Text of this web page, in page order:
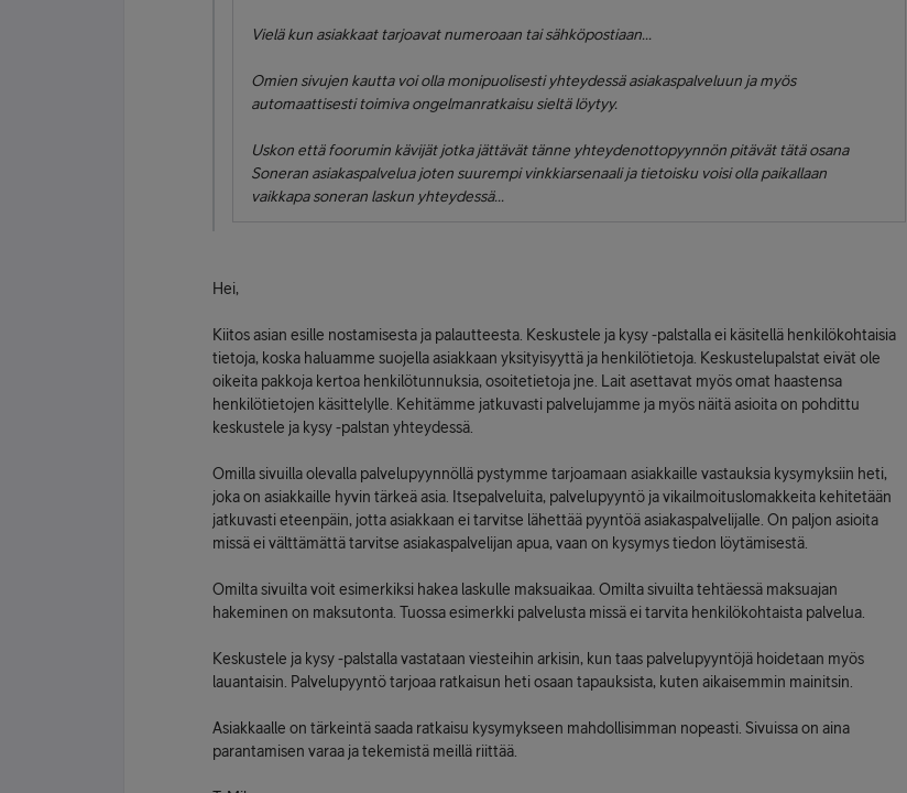
Vielä kun asiakkaat tarjoavat numeroaan tai sähköpostiaan...
Omien sivujen kautta voi olla monipuolisesti yhteydessä asiakaspalveluun ja myös
automaattisesti toimiva ongelmanratkaisu sieltä löytyy.
Uskon että foorumin kävijät jotka jättävät tänne yhteydenottopyynnön pitävät tätä osana
Soneran asiakaspalvelua joten suurempi vinkkiarsenaali ja tietoisku voisi olla paikallaan
vaikkapa soneran laskun yhteydessä...
Hei,
Kiitos asian esille nostamisesta ja palautteesta. Keskustele ja kysy -palstalla ei käsitellä henkilökohtaisia
tietoja, koska haluamme suojella asiakkaan yksityisyyttä ja henkilötietoja. Keskustelupalstat eivät ole
oikeita pakkoja kertoa henkilötunnuksia, osoitetietoja jne. Lait asettavat myös omat haastensa
henkilötietojen käsittelylle. Kehitämme jatkuvasti palvelujamme ja myös näitä asioita on pohdittu
keskustele ja kysy -palstan yhteydessä.
Omilla sivuilla olevalla palvelupyynnöllä pystymme tarjoamaan asiakkaille vastauksia kysymyksiin heti,
joka on asiakkaille hyvin tärkeä asia. Itsepalveluita, palvelupyyntö ja vikailmoituslomakkeita kehitetään
jatkuvasti eteenpäin, jotta asiakkaan ei tarvitse lähettää pyyntöä asiakaspalvelijalle. On paljon asioita
missä ei välttämättä tarvitse asiakaspalvelijan apua, vaan on kysymys tiedon löytämisestä.
Omilta sivuilta voit esimerkiksi hakea laskulle maksuaikaa. Omilta sivuilta tehtäessä maksuajan
hakeminen on maksutonta. Tuossa esimerkki palvelusta missä ei tarvita henkilökohtaista palvelua.
Keskustele ja kysy -palstalla vastataan viesteihin arkisin, kun taas palvelupyyntöjä hoidetaan myös
lauantaisin. Palvelupyyntö tarjoaa ratkaisun heti osaan tapauksista, kuten aikaisemmin mainitsin.
Asiakkaalle on tärkeintä saada ratkaisu kysymykseen mahdollisimman nopeasti. Sivuissa on aina
parantamisen varaa ja tekemistä meillä riittää.